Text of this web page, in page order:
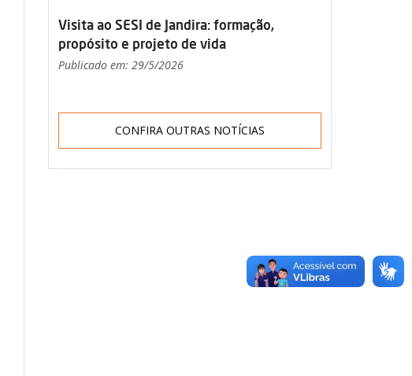
Visita ao SESI de Jandira: formação,
propósito e projeto de vida
Publicado em: 29/5/2026
CONFIRA OUTRAS NOTÍCIAS